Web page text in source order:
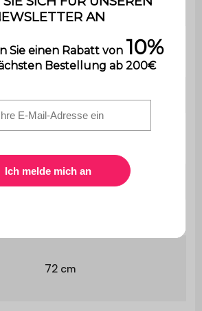
L 160 x B 90 x H 75cm / L
210 x B 90 x H 75cm
72 cm